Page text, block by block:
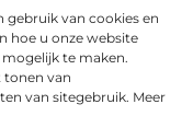
gebruik van cookies en
hoe u onze website
te maken.
tonen van
van sitegebruik. Meer